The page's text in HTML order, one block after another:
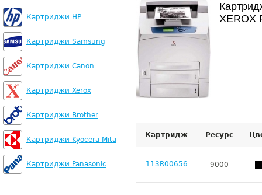
Картриджи HP
Картриджи Samsung
Картриджи Canon
Картриджи Xerox
Картриджи Brother
Картриджи Kyocera Mita
Картриджи Panasonic
XEROX
Картридж Ресурс
113R00656 9000